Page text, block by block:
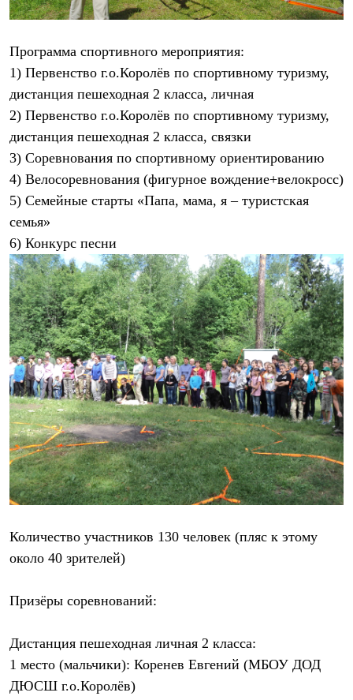
Термобелье
Теплое термобелье
Легкое термобелье
Лёгкая одежда
Футболки
Рубашки
Толстовки
Брюки
Шорты
Женская одежда
Куртки
Брюки
Утепленная синтетикой
Куртки
Брюки
Штормовая одежда
Куртки
Софтшелл одежда
Куртки
Брюки
Лёгкая одежда
Рубашки
Футболки
Толстовки
Брюки
Термобелье
Теплое термобелье
Среднее термобелье
Легкое термобелье
Флисовая одежда
Куртки
Детская одежда
Утепленная пухом
Комбинезоны
Утепленная синтетикой
Куртки
Брюки
Лёгкая одежда
Футболки
Толстовки
Программа спортивного мероприятия:
1) Первенство г.о.Королёв по спортивному туризму,
дистанция пешеходная 2 класса, личная
2) Первенство г.о.Королёв по спортивному туризму,
дистанция пешеходная 2 класса, связки
3) Соревнования по спортивному ориентированию
4) Велосоревнования (фигурное вождение+велокросс)
5) Семейные старты «Папа, мама, я – туристская
семья»
6) Конкурс песни
Количество участников 130 человек (пляс к этому
около 40 зрителей)
Призёры соревнований:
Дистанция пешеходная личная 2 класса:
1 место (мальчики): Коренев Евгений (МБОУ ДОД
ДЮСШ г.о.Королёв)